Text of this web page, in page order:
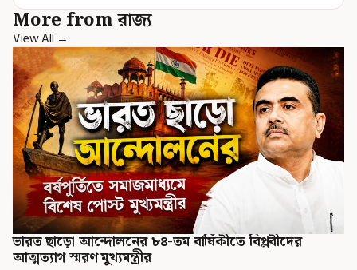
More from রাজ্য
View All →
ভারত ছাড়ো আন্দোলনের ৮৪-তম বার্ষিকীতে বিপ্লবীদের
আত্মত্যাগ স্মরণ মুখ্যমন্ত্রীর